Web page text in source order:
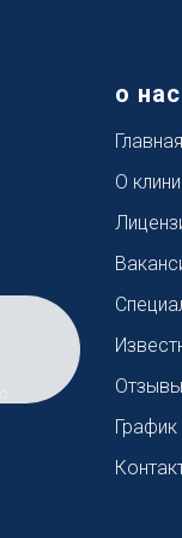
о нас
Главная
О
Отзывы